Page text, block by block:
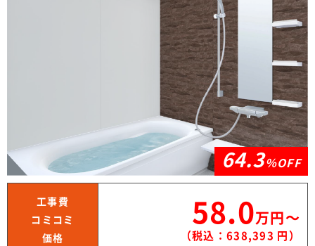
64.3％OFF
工事費
コミコミ
価格
58.0万円〜
（税込：638,393 円）